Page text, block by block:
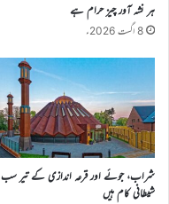
ہر نشہ آور چیز حرام ہے
8 اگست 2026ء
شراب، جوئے اور قرعہ اندازی کے تیر سب
شیطانی کام ہیں